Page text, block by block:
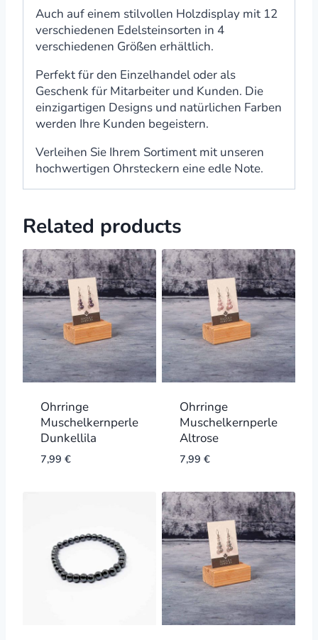
Auch auf einem stilvollen Holzdisplay mit 12
verschiedenen Edelsteinsorten in 4
verschiedenen Größen erhältlich.
Perfekt für den Einzelhandel oder als
Geschenk für Mitarbeiter und Kunden. Die
einzigartigen Designs und natürlichen Farben
werden Ihre Kunden begeistern.
Verleihen Sie Ihrem Sortiment mit unseren
hochwertigen Ohrsteckern eine edle Note.
Related products
Ohrringe
Muschelkernperle
Dunkellila
7,99 €
Ohrringe
Muschelkernperle
Altrose
7,99 €